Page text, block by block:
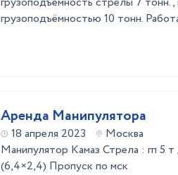
грузоподъёмностью 10 тонн.
Аренда Манипулятора
18 апреля 2023
Москва
Манипулятор Камаз Стрела : гп 5
(6,4×2,4) Пропуск по мск